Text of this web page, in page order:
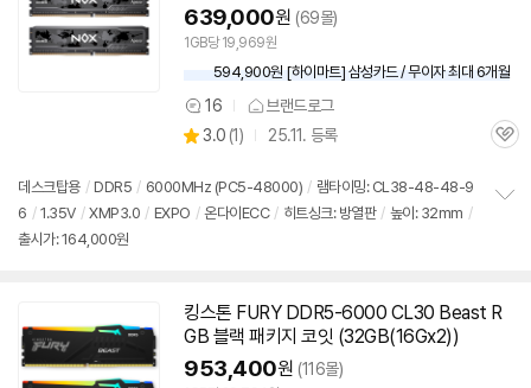
639,000원 (69몰)
1GB당 19,969원
594,900원 [하이마트] 삼성카드 / 무이자 최대 6개월
상
품
견
16 브랜드로그
별
3.0 (상
리
뷰
1) 25.11. 등록
관
데스크탑용 / DDR5 / 6000MHz (PC5-48000) / 램타이밍: CL38-48-48-9
6 / 1.35V / XMP3.0 / EXPO / 온다이ECC / 히트싱크: 방열판 / 높이: 32mm /
출시가: 164,000원
킹스톤 FURY DDR5-6000 CL30 Beast R
GB 블랙 패키지 코잇 (32GB(16Gx2))
953,400원 (116몰)